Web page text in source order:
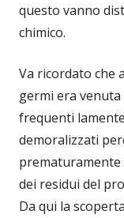
questo vanno
chimico.
Va ricordato che
germi era
frequenti
demoralizzati
prematuramente
dei residui del
Da qui la